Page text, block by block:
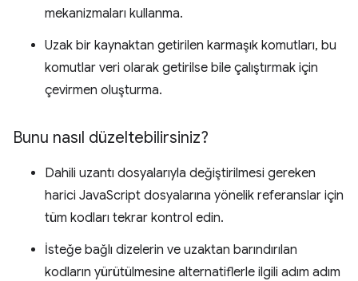
mekanizmaları kullanma.
Uzak bir kaynaktan getirilen karmaşık komutları, bu
komutlar veri olarak getirilse bile çalıştırmak için
çevirmen oluşturma.
Bunu nasıl düzeltebilirsiniz?
Dahili uzantı dosyalarıyla değiştirilmesi gereken
harici JavaScript dosyalarına yönelik referanslar için
tüm kodları tekrar kontrol edin.
İsteğe bağlı dizelerin ve uzaktan barındırılan
kodların yürütülmesine alternatiflerle ilgili adım adım